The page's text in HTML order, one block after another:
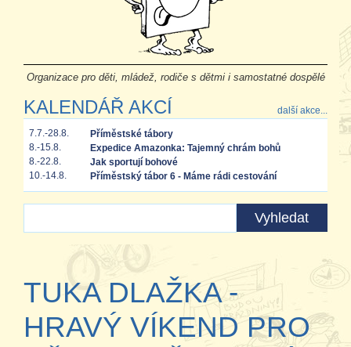
Organizace pro děti, mládež, rodiče s dětmi i samostatné dospělé
KALENDÁŘ AKCÍ další akce...
7.7.-28.8.
Příměstské tábory
8.-15.8.
Expedice Amazonka: Tajemný chrám bohů
8.-22.8.
Jak sportují bohové
10.-14.8.
Příměstský tábor 6 - Máme rádi cestování
TUKA DLAŽKA -
HRAVÝ VÍKEND PRO